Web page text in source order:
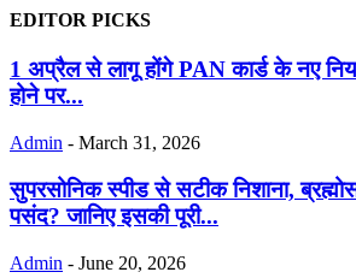
EDITOR PICKS
1 अप्रैल से लागू होंगे PAN कार्ड के नए
होने पर...
Admin - March 31, 2026
सुपरसोनिक स्पीड से सटीक निशाना,
पसंद? जानिए इसकी पूरी...
Admin - June 20, 2026